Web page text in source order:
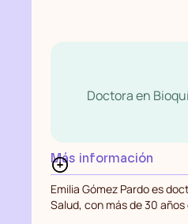
Doctora en
Más información
Emilia Gómez Pardo es
Salud, con más de 30